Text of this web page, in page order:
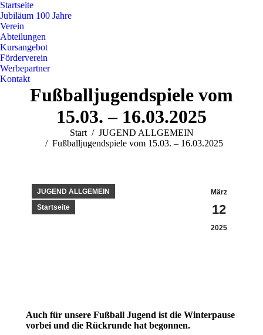
Startseite
Jubiläum 100 Jahre
Verein
Abteilungen
Kursangebot
Förderverein
Werbepartner
Kontakt
Fußballjugendspiele vom
15.03. – 16.03.2025
Sie befinden sich hier:
Start
JUGEND ALLGEMEIN
Fußballjugendspiele vom 15.03. – 16.03.2025
März
12
2025
JUGEND ALLGEMEIN
Startseite
Auch für unsere Fußball Jugend ist die Winterpause
vorbei und die Rückrunde hat begonnen.